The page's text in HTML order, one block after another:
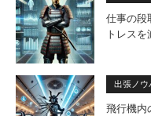
仕事の段
トレス
出張ノウ
飛行機内